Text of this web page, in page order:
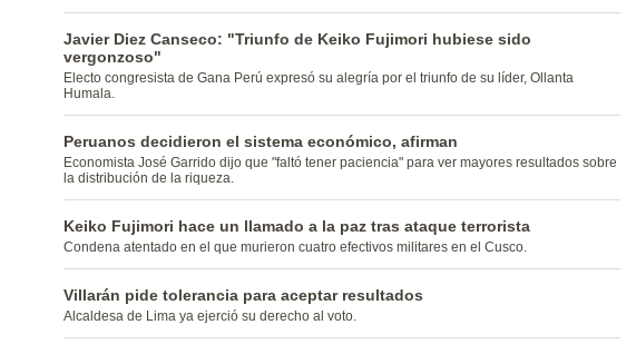
Javier Diez Canseco: "Triunfo de Keiko Fujimori hubiese sido
vergonzoso"
Electo congresista de Gana Perú expresó su alegría por el triunfo de su líder, Ollanta
Humala.
Peruanos decidieron el sistema económico, afirman
Economista José Garrido dijo que "faltó tener paciencia" para ver mayores resultados sobre
la distribución de la riqueza.
Keiko Fujimori hace un llamado a la paz tras ataque terrorista
Condena atentado en el que murieron cuatro efectivos militares en el Cusco.
Villarán pide tolerancia para aceptar resultados
Alcaldesa de Lima ya ejerció su derecho al voto.